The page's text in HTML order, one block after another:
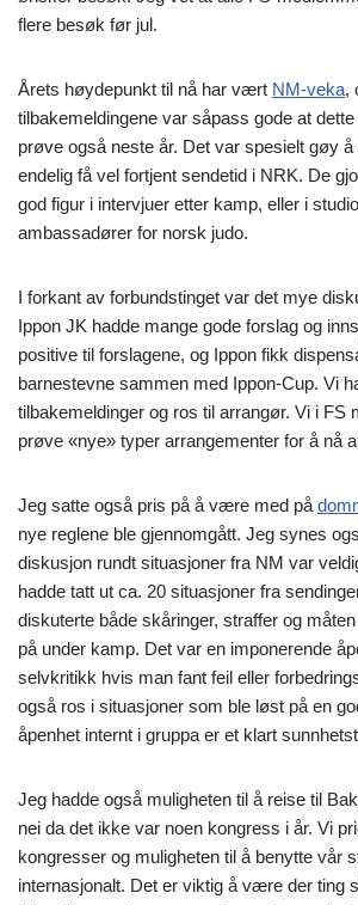
flere besøk før jul.
Årets høydepunkt til nå har vært NM-veka,
tilbakemeldingene var såpass gode at
prøve også neste år. Det var spesielt gøy
endelig få vel fortjent sendetid i NRK. De
god figur i intervjuer etter kamp, eller i
ambassadører for norsk judo.
I forkant av forbundstinget var det mye
Ippon JK hadde mange gode forslag og
positive til forslagene, og Ippon fikk
barnestevne sammen med Ippon-Cup. Vi
tilbakemeldinger og ros til arrangør. Vi i FS
prøve «nye» typer arrangementer for å nå
Jeg satte også pris på å være med på
nye reglene ble gjennomgått. Jeg synes
diskusjon rundt situasjoner fra NM var
hadde tatt ut ca. 20 situasjoner fra
diskuterte både skåringer, straffer og
på under kamp. Det var en imponerende
selvkritikk hvis man fant feil eller
også ros i situasjoner som ble løst på en
åpenhet internt i gruppa er et klart
Jeg hadde også muligheten til å reise til
nei da det ikke var noen kongress i år. Vi
kongresser og muligheten til å benytte vår
internasjonalt. Det er viktig å være der ting